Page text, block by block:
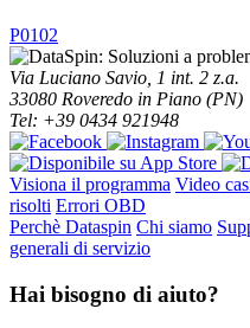
P0102
Via Luciano Savio, 1 int. 2 z.a.
33080 Roveredo in Piano (PN)
Tel: +39 0434 921948
Visiona il programma Video
risolti Errori OBD
Perchè Dataspin Chi siamo
generali di servizio
Hai bisogno di aiuto?